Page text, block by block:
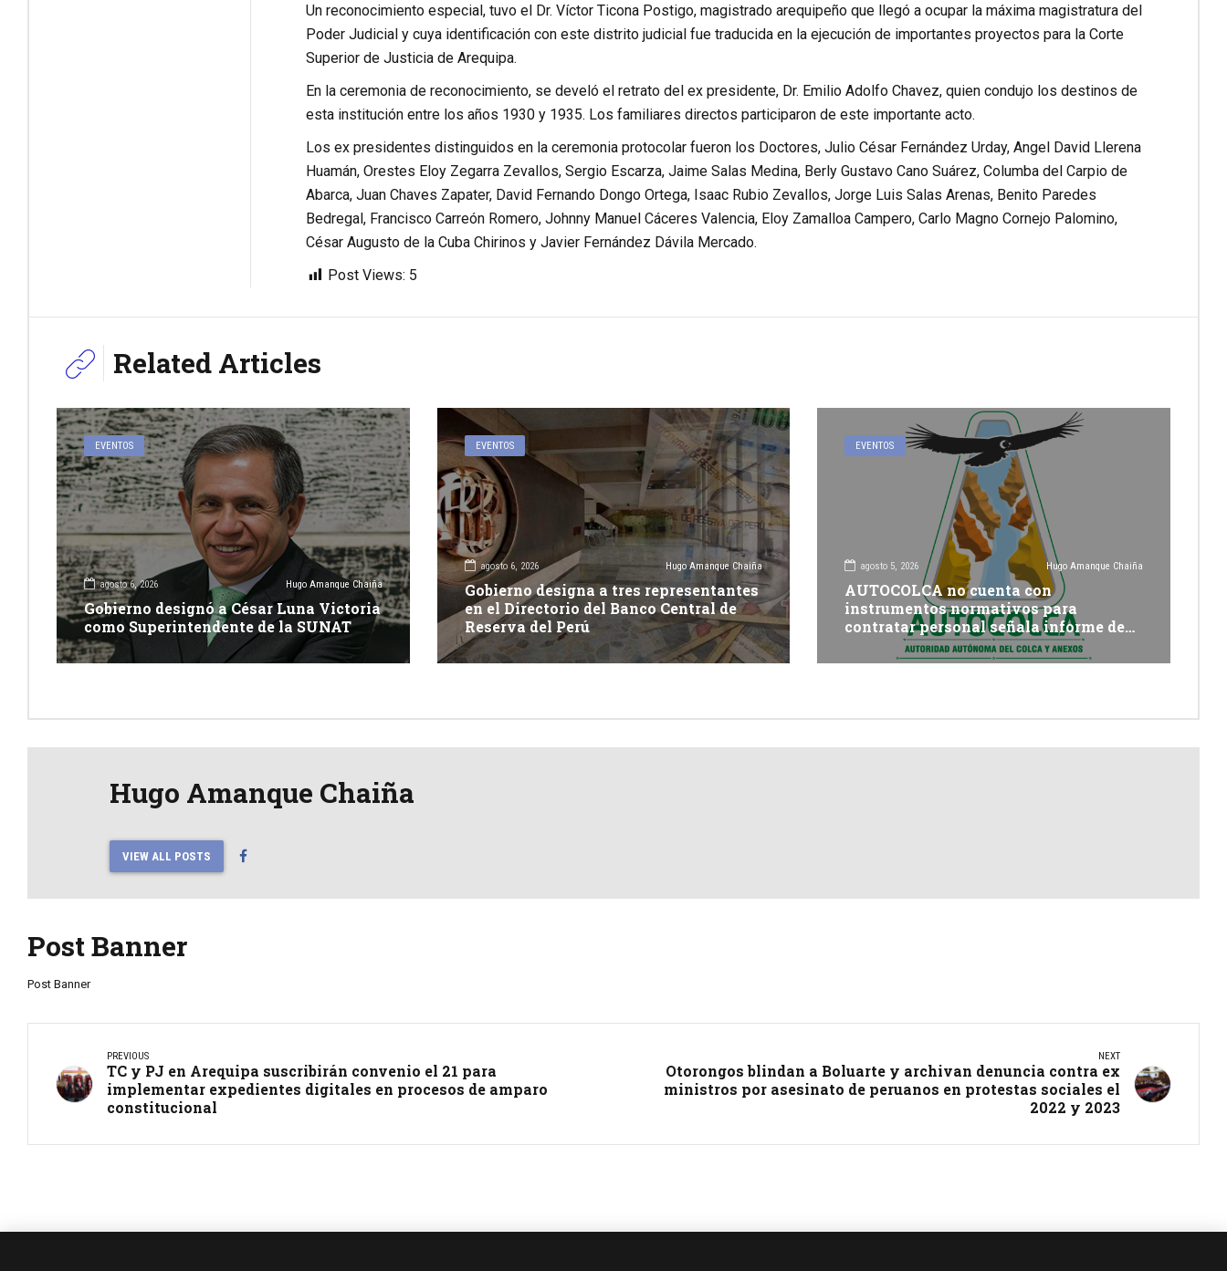
Un reconocimiento especial, tuvo el Dr. Víctor Ticona Postigo, magistrado arequipeño que llegó a ocupar la máxima magistratura del
Poder Judicial y cuya identificación con este distrito judicial fue traducida en la ejecución de importantes proyectos para la Corte
Superior de Justicia de Arequipa.
En la ceremonia de reconocimiento, se develó el retrato del ex presidente, Dr. Emilio Adolfo Chavez, quien condujo los destinos de
esta institución entre los años 1930 y 1935. Los familiares directos participaron de este importante acto.
Los ex presidentes distinguidos en la ceremonia protocolar fueron los Doctores, Julio César Fernández Urday, Angel David Llerena
Huamán, Orestes Eloy Zegarra Zevallos, Sergio Escarza, Jaime Salas Medina, Berly Gustavo Cano Suárez, Columba del Carpio de
Abarca, Juan Chaves Zapater, David Fernando Dongo Ortega, Isaac Rubio Zevallos, Jorge Luis Salas Arenas, Benito Paredes
Bedregal, Francisco Carreón Romero, Johnny Manuel Cáceres Valencia, Eloy Zamalloa Campero, Carlo Magno Cornejo Palomino,
César Augusto de la Cuba Chirinos y Javier Fernández Dávila Mercado.
Post Views: 5
Related Articles
EVENTOS
agosto 6, 2026 Hugo Amanque Chaiña
Gobierno designó a César Luna Victoria
como Superintendente de la SUNAT
EVENTOS
agosto 6, 2026 Hugo Amanque Chaiña
Gobierno designa a tres representantes
en el Directorio del Banco Central de
Reserva del Perú
EVENTOS
agosto 5, 2026 Hugo Amanque Chaiña
AUTOCOLCA no cuenta con
instrumentos normativos para
contratar personal señala informe de
Contraloría
Hugo Amanque Chaiña
VIEW ALL POSTS
Post Banner
Post Banner
PREVIOUS
TC y PJ en Arequipa suscribirán convenio el 21 para
implementar expedientes digitales en procesos de amparo
constitucional
NEXT
Otorongos blindan a Boluarte y archivan denuncia contra ex
ministros por asesinato de peruanos en protestas sociales el
2022 y 2023